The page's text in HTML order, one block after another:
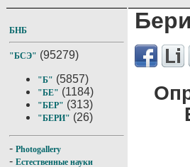
БНБ
"БСЭ" (95279)
"Б" (5857)
"БЕ" (1184)
"БЕР" (313)
"БЕРИ" (26)
- Photogallery
- Естественные науки